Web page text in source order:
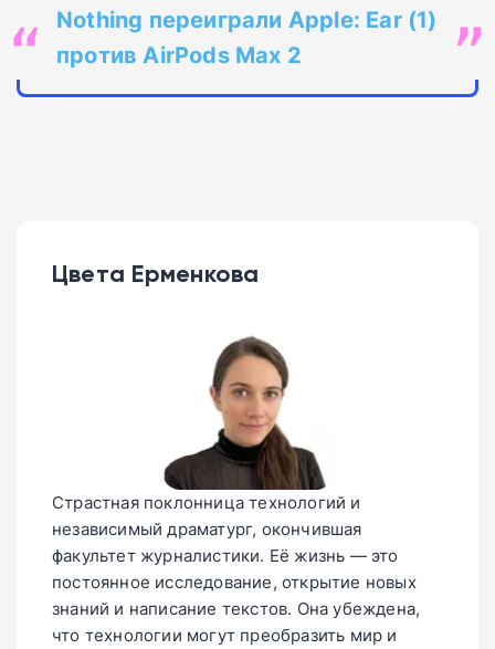
Nothing переиграли Apple: Ear (1)
против AirPods Max 2
Цвета Ерменкова
Страстная поклонница технологий и
независимый драматург, окончившая
факультет журналистики. Её жизнь — это
постоянное исследование, открытие новых
знаний и написание текстов. Она убеждена,
что технологии могут преобразить мир и